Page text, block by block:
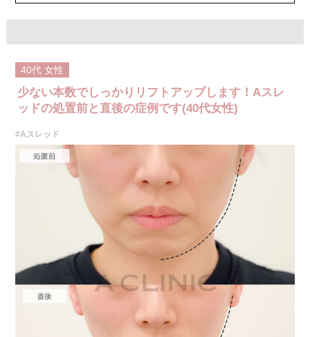
施術内容：あごの形やバランスを整えるために、ヒアルロン酸を皮下に注
入する施術です。あご先にボリュームを加えることで、輪郭にメリハリを
施術時間：約10分程
リスク、副作用：施術後に腫れ、赤み、内出血、痛み、突っ張り感などが
生じることがありますが、通常は数日〜1週間程度で徐々に軽快します。ま
た、稀にアレルギー反応、細菌感染、血管閉塞、しこり（硬化）や小さな
結節が生じる可能性があります。施術後1〜2週間程度は、注入部位を強く
押したりマッサージしたりすることはお控えください。
費用：
レスチレン 54,800円(税込)
レスチレンリフト※横浜院限定 76,800円(税込)
ジュビダームビスタウルトラXC 109,800円(税込)
クレヴィエルコントア 109,800円(税込)
ボリューマ 131,800円(税込)
オプション：表面麻酔 3,300円(税込) 笑気麻酔 3,300円(税込)
40代 女性
少ない本数でしっかりリフトアップします！Aスレ
ッドの処置前と直後の症例です(40代女性)
#Aスレッド